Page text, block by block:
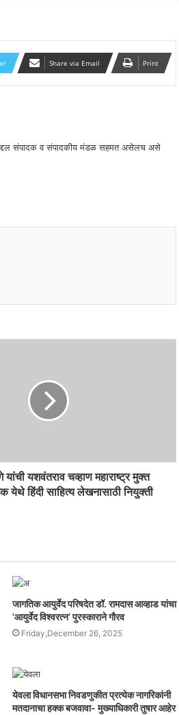
Share via Email Print
संपादक व संपादकीय मंडळ सहमत असेलच असे
यशवंतराव चव्हाण महाराष्ट्र मुक्त
येथे हिंदी साहित्य लेखनासाठी नियुक्ती
जागतिक आयुर्वेद परिषदेत डॉ. रामदास आव्हाड यांचा
‘आयुर्वेद विश्वरत्न’ पुरस्काराने गौरव
Friday,December 26, 2025
येवला विधानसभा निवडणुकीत प्रत्येक नागरिकांनी
मतदानाचा हक्क बजवावा- मुख्याधिकारी तुषार आहेर